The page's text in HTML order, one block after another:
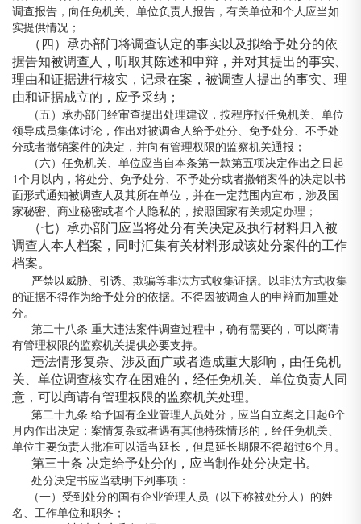
调查报告，向任免机关、单位负责人报告，有关单位和个人应当如
实提供情况；
（四）承办部门将调查认定的事实以及拟给予处分的依
据告知被调查人，听取其陈述和申辩，并对其提出的事实、
理由和证据进行核实，记录在案，被调查人提出的事实、理
由和证据成立的，应予采纳；
（五）承办部门经审查提出处理建议，按程序报任免机关、单位
领导成员集体讨论，作出对被调查人给予处分、免予处分、不予处
分或者撤销案件的决定，并向有管理权限的监察机关通报；
（六）任免机关、单位应当自本条第一款第五项决定作出之日起
1个月以内，将处分、免予处分、不予处分或者撤销案件的决定以书
面形式通知被调查人及其所在单位，并在一定范围内宣布，涉及国
家秘密、商业秘密或者个人隐私的，按照国家有关规定办理；
（七）承办部门应当将处分有关决定及执行材料归入被
调查人本人档案，同时汇集有关材料形成该处分案件的工作
档案。
严禁以威胁、引诱、欺骗等非法方式收集证据。以非法方式收集
的证据不得作为给予处分的依据。不得因被调查人的申辩而加重处
分。
第二十八条 重大违法案件调查过程中，确有需要的，可以商请
有管理权限的监察机关提供必要支持。
违法情形复杂、涉及面广或者造成重大影响，由任免机
关、单位调查核实存在困难的，经任免机关、单位负责人同
意，可以商请有管理权限的监察机关处理。
第二十九条 给予国有企业管理人员处分，应当自立案之日起6个
月内作出决定；案情复杂或者遇有其他特殊情形的，经任免机关、
单位主要负责人批准可以适当延长，但是延长期限不得超过6个月。
第三十条 决定给予处分的，应当制作处分决定书。
处分决定书应当载明下列事项：
（一）受到处分的国有企业管理人员（以下称被处分人）的姓
名、工作单位和职务；